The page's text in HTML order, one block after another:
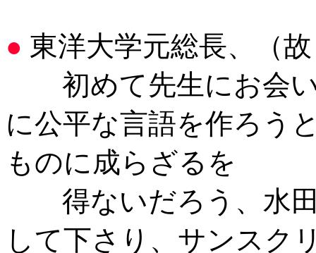
● 東洋大学元総長、（
初めて先生にお会い
に公平な言語を作ろう
ものに成らざるを
得ないだろう、水田
して下さり、サンスク